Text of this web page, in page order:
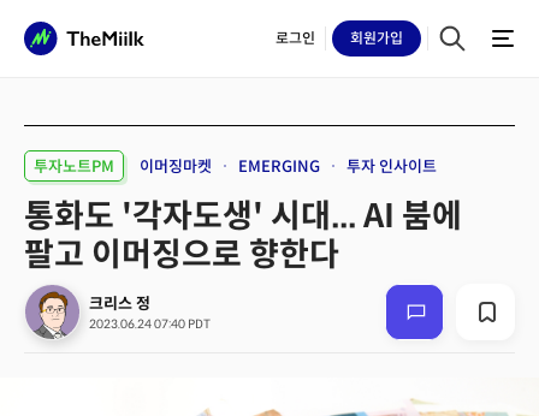
로그인 회원가입
투자노트PM 이머징마켓 EMERGING 투자 인사이트
통화도 '각자도생' 시대... AI 붐에
팔고 이머징으로 향한다
크리스 정
2023.06.24 07:40 PDT